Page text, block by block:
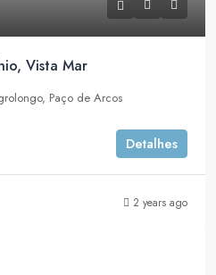
Vista Mar
Paço de Arcos
Detalhes
2 years ago